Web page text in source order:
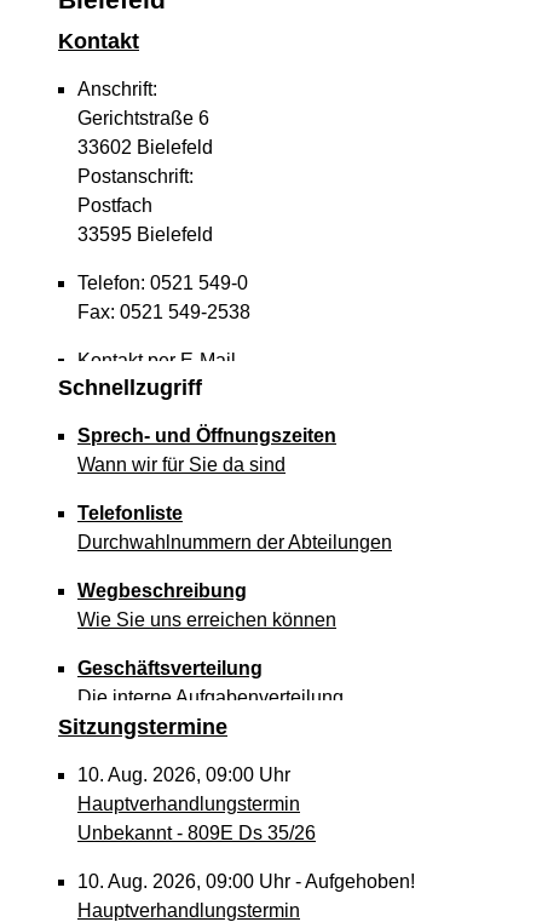
Kontakt
Anschrift:
Gerichtstraße 6
33602 Bielefeld
Postanschrift:
Postfach
33595 Bielefeld
Telefon: 0521 549-0
Fax: 0521 549-2538
Kontakt per E-Mail
Schnellzugriff
Sprech- und Öffnungszeiten
Wann wir für Sie da sind
Telefonliste
Durchwahlnummern der Abteilungen
Wegbeschreibung
Wie Sie uns erreichen können
Geschäftsverteilung
Die interne Aufgabenverteilung
Sitzungstermine
10. Aug. 2026, 09:00 Uhr
Hauptverhandlungstermin
Unbekannt - 809E Ds 35/26
10. Aug. 2026, 09:00 Uhr -Aufgehoben!
Hauptverhandlungstermin